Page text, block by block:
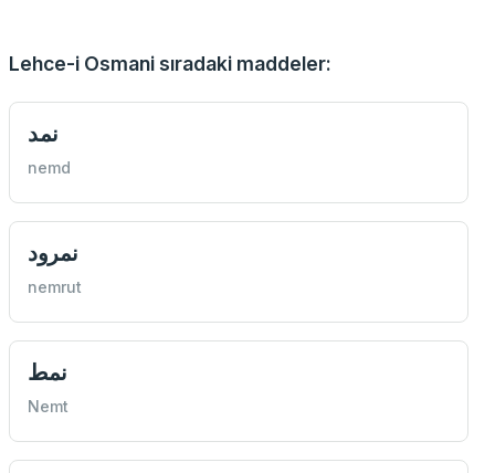
Lehce-i Osmani sıradaki maddeler:
نمد
nemd
نمرود
nemrut
نمط
Nemt